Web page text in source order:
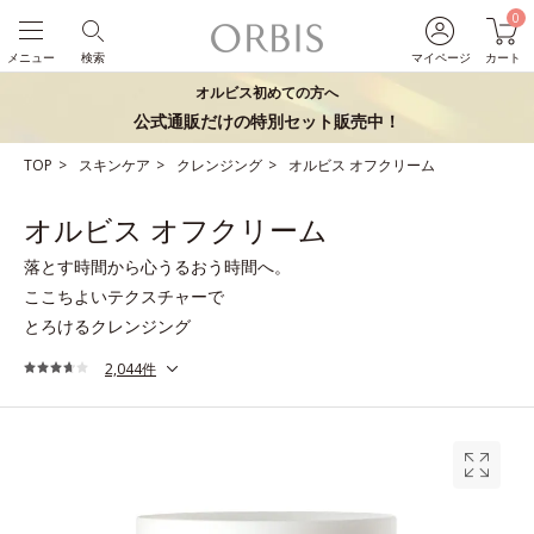
マイページ
0
カート
検索
メニュー
オルビス初めての方へ
公式通販だけの特別セット販売中！
TOP スキンケア クレンジング オルビス オフクリーム
オルビス オフクリーム
落とす時間から心うるおう時間へ。
ここちよいテクスチャーで
とろけるクレンジング
2,044件